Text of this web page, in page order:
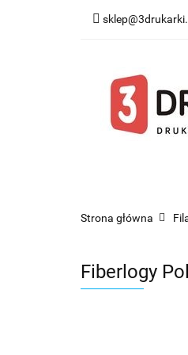
Strona główna
Fiberlogy